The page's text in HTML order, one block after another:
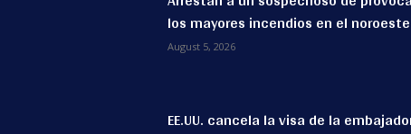
los mayores incendios en el noroeste
August 5, 2026
EE.UU. cancela la visa de la